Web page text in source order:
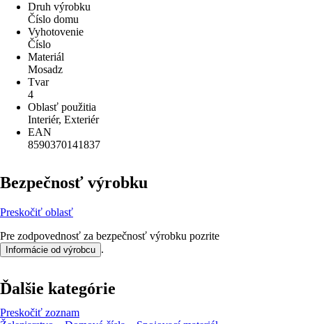
Druh výrobku
Číslo domu
Vyhotovenie
Číslo
Materiál
Mosadz
Tvar
4
Oblasť použitia
Interiér, Exteriér
EAN
8590370141837
Bezpečnosť výrobku
Preskočiť oblasť
Pre zodpovednosť za bezpečnosť výrobku pozrite
Informácie od výrobcu .
Ďalšie kategórie
Preskočiť zoznam